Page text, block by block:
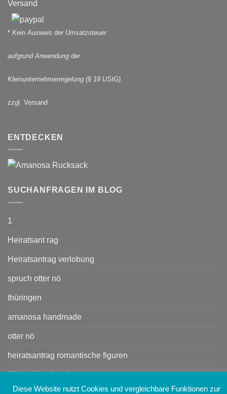
Versand
* Kein Ausweis der Umsatzsteuer
aufgrund Anwendung der
Kleinunternehmerregelung (§ 19 UStG),
zzgl. Versand
ENTDECKEN
SUCHANFRAGEN IM BLOG
1
Heiratsant rag
Heiratsantrag verlobung
spruch otter nö
thüringen
amanosa handmade
otter nö
heiratsantrag romantische figuren
Kleine Handtasche
Diese Website nutzt Cookies und vergleichbare Funktionen zur